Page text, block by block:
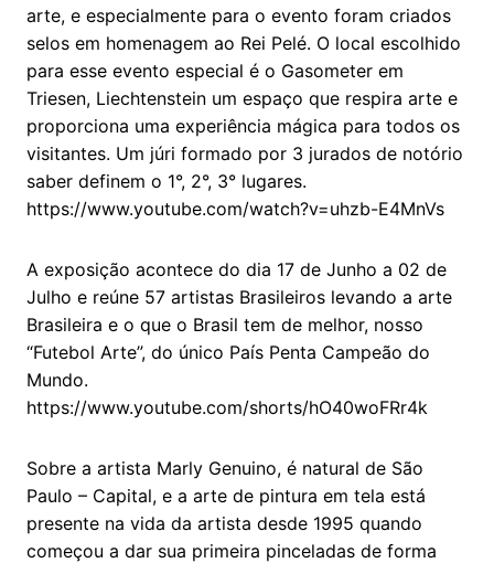
arte, e especialmente para o evento foram criados
selos em homenagem ao Rei Pelé. O local escolhido
para esse evento especial é o Gasometer em
Triesen, Liechtenstein um espaço que respira arte e
proporciona uma experiência mágica para todos os
visitantes. Um júri formado por 3 jurados de notório
saber definem o 1°, 2°, 3° lugares.
https://www.youtube.com/watch?v=uhzb-E4MnVs
A exposição acontece do dia 17 de Junho a 02 de
Julho e reúne 57 artistas Brasileiros levando a arte
Brasileira e o que o Brasil tem de melhor, nosso
“Futebol Arte”, do único País Penta Campeão do
Mundo.
https://www.youtube.com/shorts/hO40woFRr4k
Sobre a artista Marly Genuino, é natural de São
Paulo – Capital, e a arte de pintura em tela está
presente na vida da artista desde 1995 quando
começou a dar sua primeira pinceladas de forma